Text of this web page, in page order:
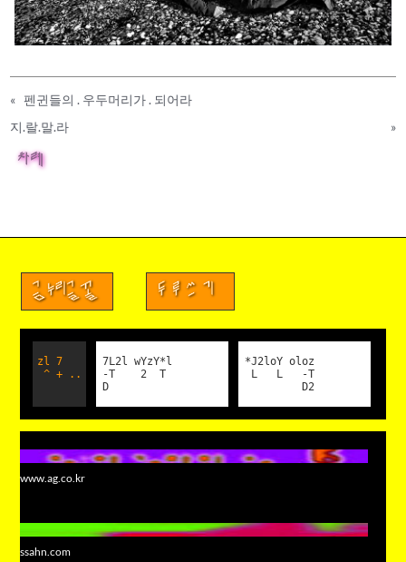
« 펜귄들의 . 우두머리가 . 되어라
지.랄.말.라
»
차례
금누리글꼴 두루쓰기
zl 7
^ + ..
7L2l wYzY*l
-T 2 T
D
*J2loY oloz
L L -T
D2
www.ag.co.kr
ssahn.com